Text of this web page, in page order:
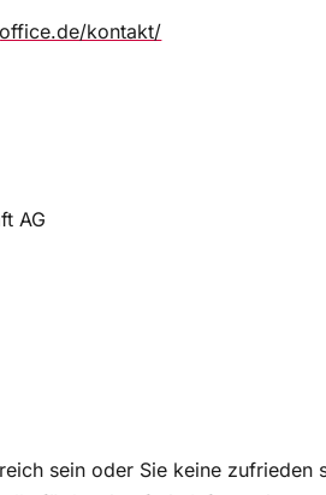
kontakt/
AG
sein oder Sie keine zufrieden